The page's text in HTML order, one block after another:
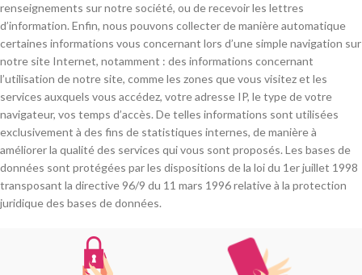
renseignements sur notre société, ou de recevoir les lettres
d’information. Enfin, nous pouvons collecter de manière automatique
certaines informations vous concernant lors d’une simple navigation sur
notre site Internet, notamment : des informations concernant
l’utilisation de notre site, comme les zones que vous visitez et les
services auxquels vous accédez, votre adresse IP, le type de votre
navigateur, vos temps d’accès. De telles informations sont utilisées
exclusivement à des fins de statistiques internes, de manière à
améliorer la qualité des services qui vous sont proposés. Les bases de
données sont protégées par les dispositions de la loi du 1er juillet 1998
transposant la directive 96/9 du 11 mars 1996 relative à la protection
juridique des bases de données.